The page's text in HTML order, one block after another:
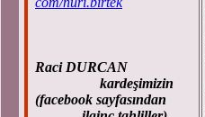
Raci DURCAN
kardeşimizin
(facebook sayfasından